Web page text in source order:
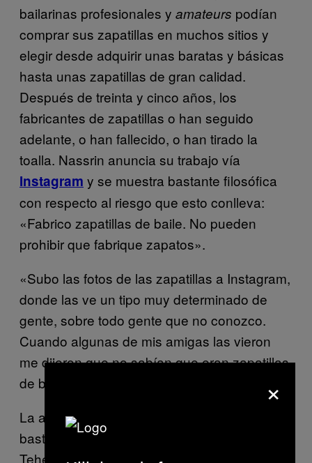
bailarinas profesionales y amateurs podían
comprar sus zapatillas en muchos sitios y
elegir desde adquirir unas baratas y básicas
hasta unas zapatillas de gran calidad.
Después de treinta y cinco años, los
fabricantes de zapatillas o han seguido
adelante, o han fallecido, o han tirado la
toalla. Nassrin anuncia su trabajo vía
Instagram y se muestra bastante filosófica
con respecto al riesgo que esto conlleva:
«Fabrico zapatillas de baile. No pueden
prohibir que fabrique zapatos».
«Subo las fotos de las zapatillas a Instagram,
donde las ve un tipo muy determinado de
gente, sobre todo gente que no conozco.
Cuando algunas de mis amigas las vieron
me dijeron que no sabían que eran zapatillas
de baile. No las reconocieron».
La actitud de Nassrin es un cambio de rumbo
bastante reciente en la escena del baile en
Teherán. Cuando Ada empezó a asistir a las
×